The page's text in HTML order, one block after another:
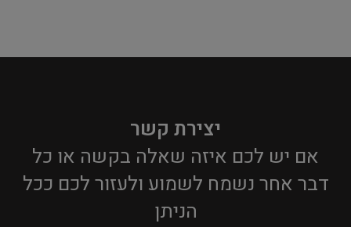
יצירת קשר
אם יש לכם איזה שאלה בקשה או כל
דבר אחר נשמח לשמוע ולעזור לכם ככל
הניתן​